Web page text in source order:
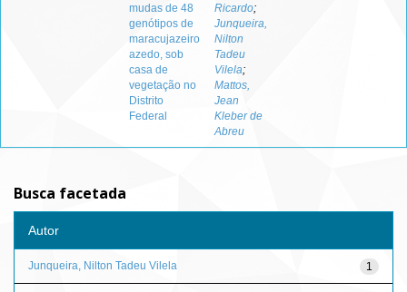
mudas de 48
genótipos de
maracujazeiro
azedo, sob
casa de
vegetação no
Distrito
Federal
Ricardo;
Junqueira,
Nilton
Tadeu
Vilela;
Mattos,
Jean
Kleber de
Abreu
Busca facetada
Autor
1
Junqueira, Nilton Tadeu Vilela